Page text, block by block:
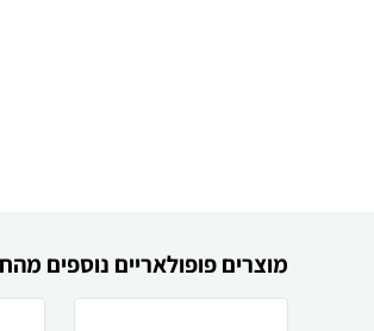
מוצרים פופולאריים נוספים